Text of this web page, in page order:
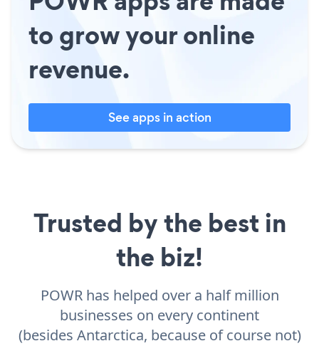
to grow your online
revenue.
See apps in action
Trusted by the best in
the biz!
POWR has helped over a half million
businesses on every continent
(besides Antarctica, because of course not)